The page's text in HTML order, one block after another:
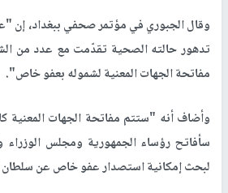
وقال الجبوري في مؤتمر صحفي ببغداد، إن
تدهور حالته الصحية تقدّمت مع عدد من
مفاتحة الجهات المعنية لشموله بعفو خاص".
وأضاف أنه "ستتم مفاتحة الجهات
سأفاتح رؤساء الجمهورية ومجلس الوزراء
لبحث إمكانية استصدار عفو خاص عن